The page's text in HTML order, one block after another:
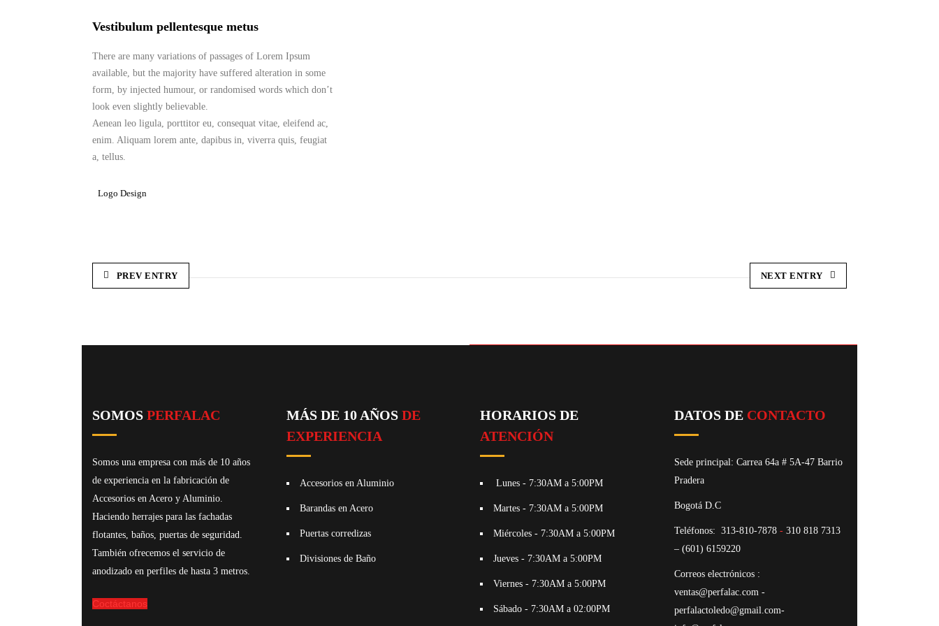
Vestibulum pellentesque metus
There are many variations of passages of Lorem Ipsum
available, but the majority have suffered alteration in some
form, by injected humour, or randomised words which don’t
look even slightly believable.
Aenean leo ligula, porttitor eu, consequat vitae, eleifend ac,
enim. Aliquam lorem ante, dapibus in, viverra quis, feugiat
a, tellus.
Logo Design
PREV ENTRY NEXT ENTRY
SOMOS PERFALAC
Somos una empresa con más de 10 años
de experiencia en la fabricación de
Accesorios en Acero y Aluminio.
Haciendo herrajes para las fachadas
flotantes, baños, puertas de seguridad.
También ofrecemos el servicio de
anodizado en perfiles de hasta 3 metros.
Coctáctanos
MÁS DE 10 AÑOS DE
EXPERIENCIA
Accesorios en Aluminio
Barandas en Acero
Puertas corredizas
Divisiones de Baño
HORARIOS DE
ATENCIÓN
Lunes - 7:30AM a 5:00PM
Martes - 7:30AM a 5:00PM
Miércoles - 7:30AM a 5:00PM
Jueves - 7:30AM a 5:00PM
Viernes - 7:30AM a 5:00PM
Sábado - 7:30AM a 02:00PM
DATOS DE CONTACTO
Sede principal: Carrea 64a # 5A-47 Barrio
Pradera
Bogotá D.C
Teléfonos: 313-810-7878- 310 818 7313
– (601) 6159220
Correos electrónicos :
ventas@perfalac.com -
perfalactoledo@gmail.com-